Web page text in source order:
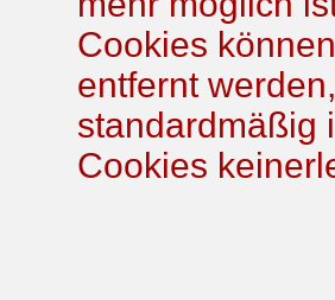
Cookies
entfernt
standardmäßig
Cookies